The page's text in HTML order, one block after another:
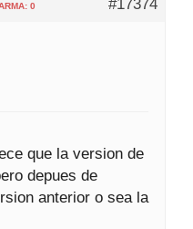
#17374
0
que la version de
depues de
anterior o sea la